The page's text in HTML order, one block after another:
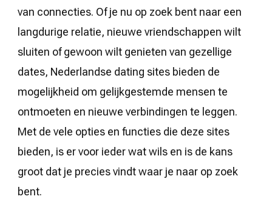
van connecties. Of je nu op zoek bent naar een
langdurige relatie, nieuwe vriendschappen wilt
sluiten of gewoon wilt genieten van gezellige
dates, Nederlandse dating sites bieden de
mogelijkheid om gelijkgestemde mensen te
ontmoeten en nieuwe verbindingen te leggen.
Met de vele opties en functies die deze sites
bieden, is er voor ieder wat wils en is de kans
groot dat je precies vindt waar je naar op zoek
bent.